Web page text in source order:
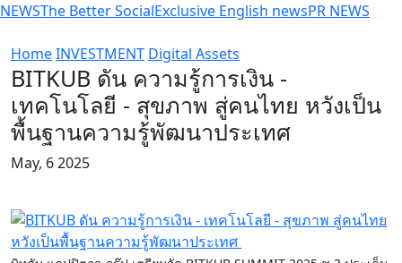
NEWSThe Better SocialExclusive English newsPR NEWS
HomeINVESTMENT Digital Assets
BITKUB ดัน ความรู้การเงิน -
เทคโนโลยี - สุขภาพ สู่คนไทย หวังเป็น
พื้นฐานความรู้พัฒนาประเทศ
May, 6 2025